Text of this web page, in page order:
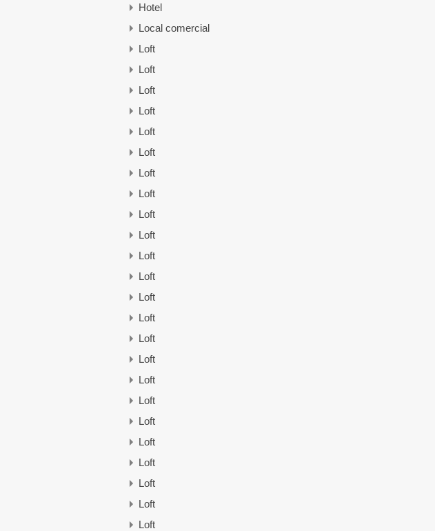
Hotel
Local comercial
Loft
Loft
Loft
Loft
Loft
Loft
Loft
Loft
Loft
Loft
Loft
Loft
Loft
Loft
Loft
Loft
Loft
Loft
Loft
Loft
Loft
Loft
Loft
Loft